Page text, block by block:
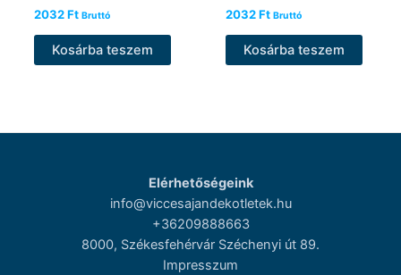
2032Ft Bruttó
Kosárba teszem
2032Ft Bruttó
Kosárba teszem
Elérhetőségeink
info@viccesajandekotletek.hu
+36209888663
8000, Székesfehérvár Széchenyi út 89.
Impresszum